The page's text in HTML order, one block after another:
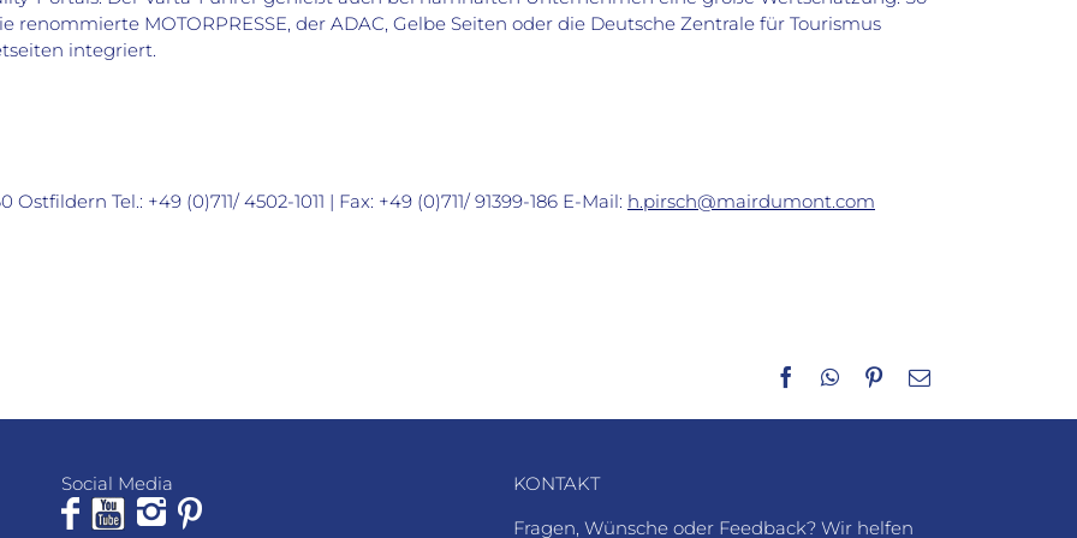
MOTORPRESSE, der ADAC, Gelbe Seiten oder die Deutsche Zentrale für Tourismus
integriert.
Tel.: +49 (0)711/ 4502-1011 | Fax: +49 (0)711/ 91399-186 E-Mail: h.pirsch@mairdumont.com
Facebook
WhatsApp
Pinterest
E-
Social Media
KONTAKT
Fragen, Wünsche oder Feedback? Wir helfen